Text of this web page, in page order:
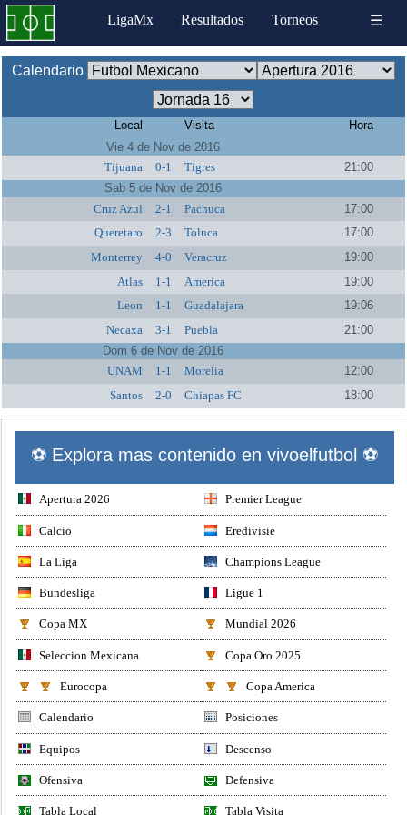
LigaMx Resultados Torneos ☰
Calendario
Local Visita
Hora
Vie 4 de Nov de 2016
Tijuana
0-1 Tigres
21:00
Sab 5 de Nov de 2016
Cruz Azul
2-1 Pachuca
17:00
Queretaro
2-3 Toluca
17:00
Monterrey
4-0 Veracruz
19:00
Atlas
1-1 America
19:00
Leon
1-1 Guadalajara
19:06
Necaxa
3-1 Puebla
21:00
Dom 6 de Nov de 2016
UNAM
1-1 Morelia
12:00
Santos
2-0 Chiapas FC 18:00
⚽ Explora mas contenido en vivoelfutbol ⚽
Apertura 2026 Premier League
Calcio Eredivisie
La Liga Champions League
Bundesliga Ligue 1
Copa MX Mundial 2026
Seleccion Mexicana Copa Oro 2025
Eurocopa Copa America
Calendario Posiciones
Equipos Descenso
Ofensiva Defensiva
Tabla Local Tabla Visita